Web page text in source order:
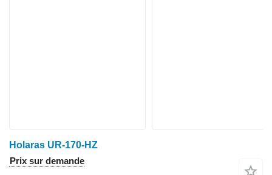
Holaras UR-170-HZ
Prix sur demande